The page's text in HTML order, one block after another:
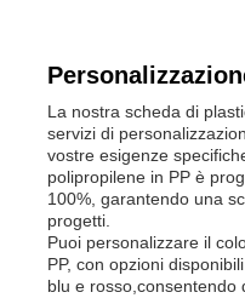
La nostra scheda di
servizi di
vostre esigenze
polipropilene in PP è
100%, garantendo una
progetti.
Puoi personalizzare il
PP, con opzioni
blu e rosso,consentendo